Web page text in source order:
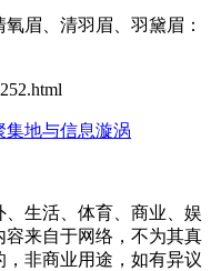
眉、清羽眉、羽黛眉：
集地与信息漩涡
生活、体育、商业、娱
容来自于网络，不为其真
非商业用途，如有异议